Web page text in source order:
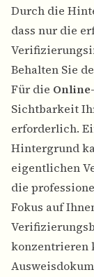
Durch die
dass nur die
Behalten Sie
Für die
Sichtbarkeit
erforderlich.
Hintergrund
eigentlichen
die
Fokus auf
konzentrieren